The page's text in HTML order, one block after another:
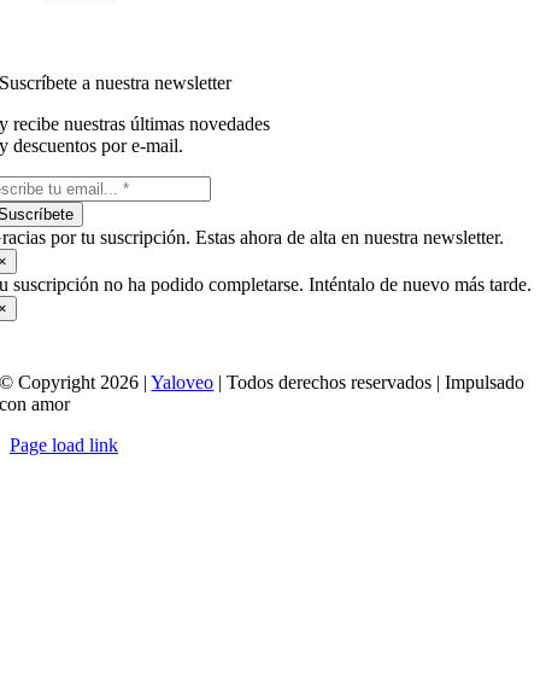
Suscríbete a nuestra newsletter
y recibe nuestras últimas novedades
y descuentos por e-mail.
por tu suscripción. Estas ahora de alta en nuestra newsletter.
suscripción no ha podido completarse. Inténtalo de nuevo más tarde.
© Copyright 2026 |Yaloveo | Todos derechos reservados | Impulsado
con amor
Page load link